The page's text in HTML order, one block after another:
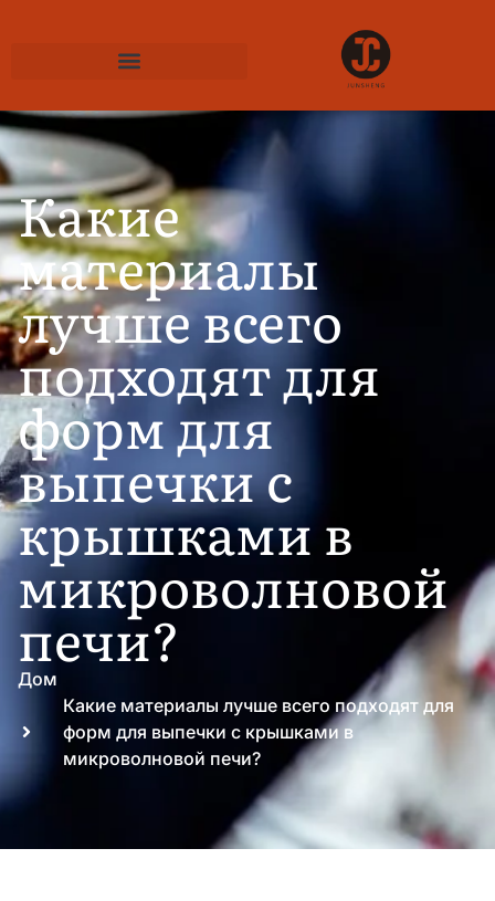
Какие
материалы
лучше всего
подходят для
форм для
выпечки с
крышками в
микроволновой
печи?
Дом
Какие материалы лучше всего подходят для
форм для выпечки с крышками в
микроволновой печи?